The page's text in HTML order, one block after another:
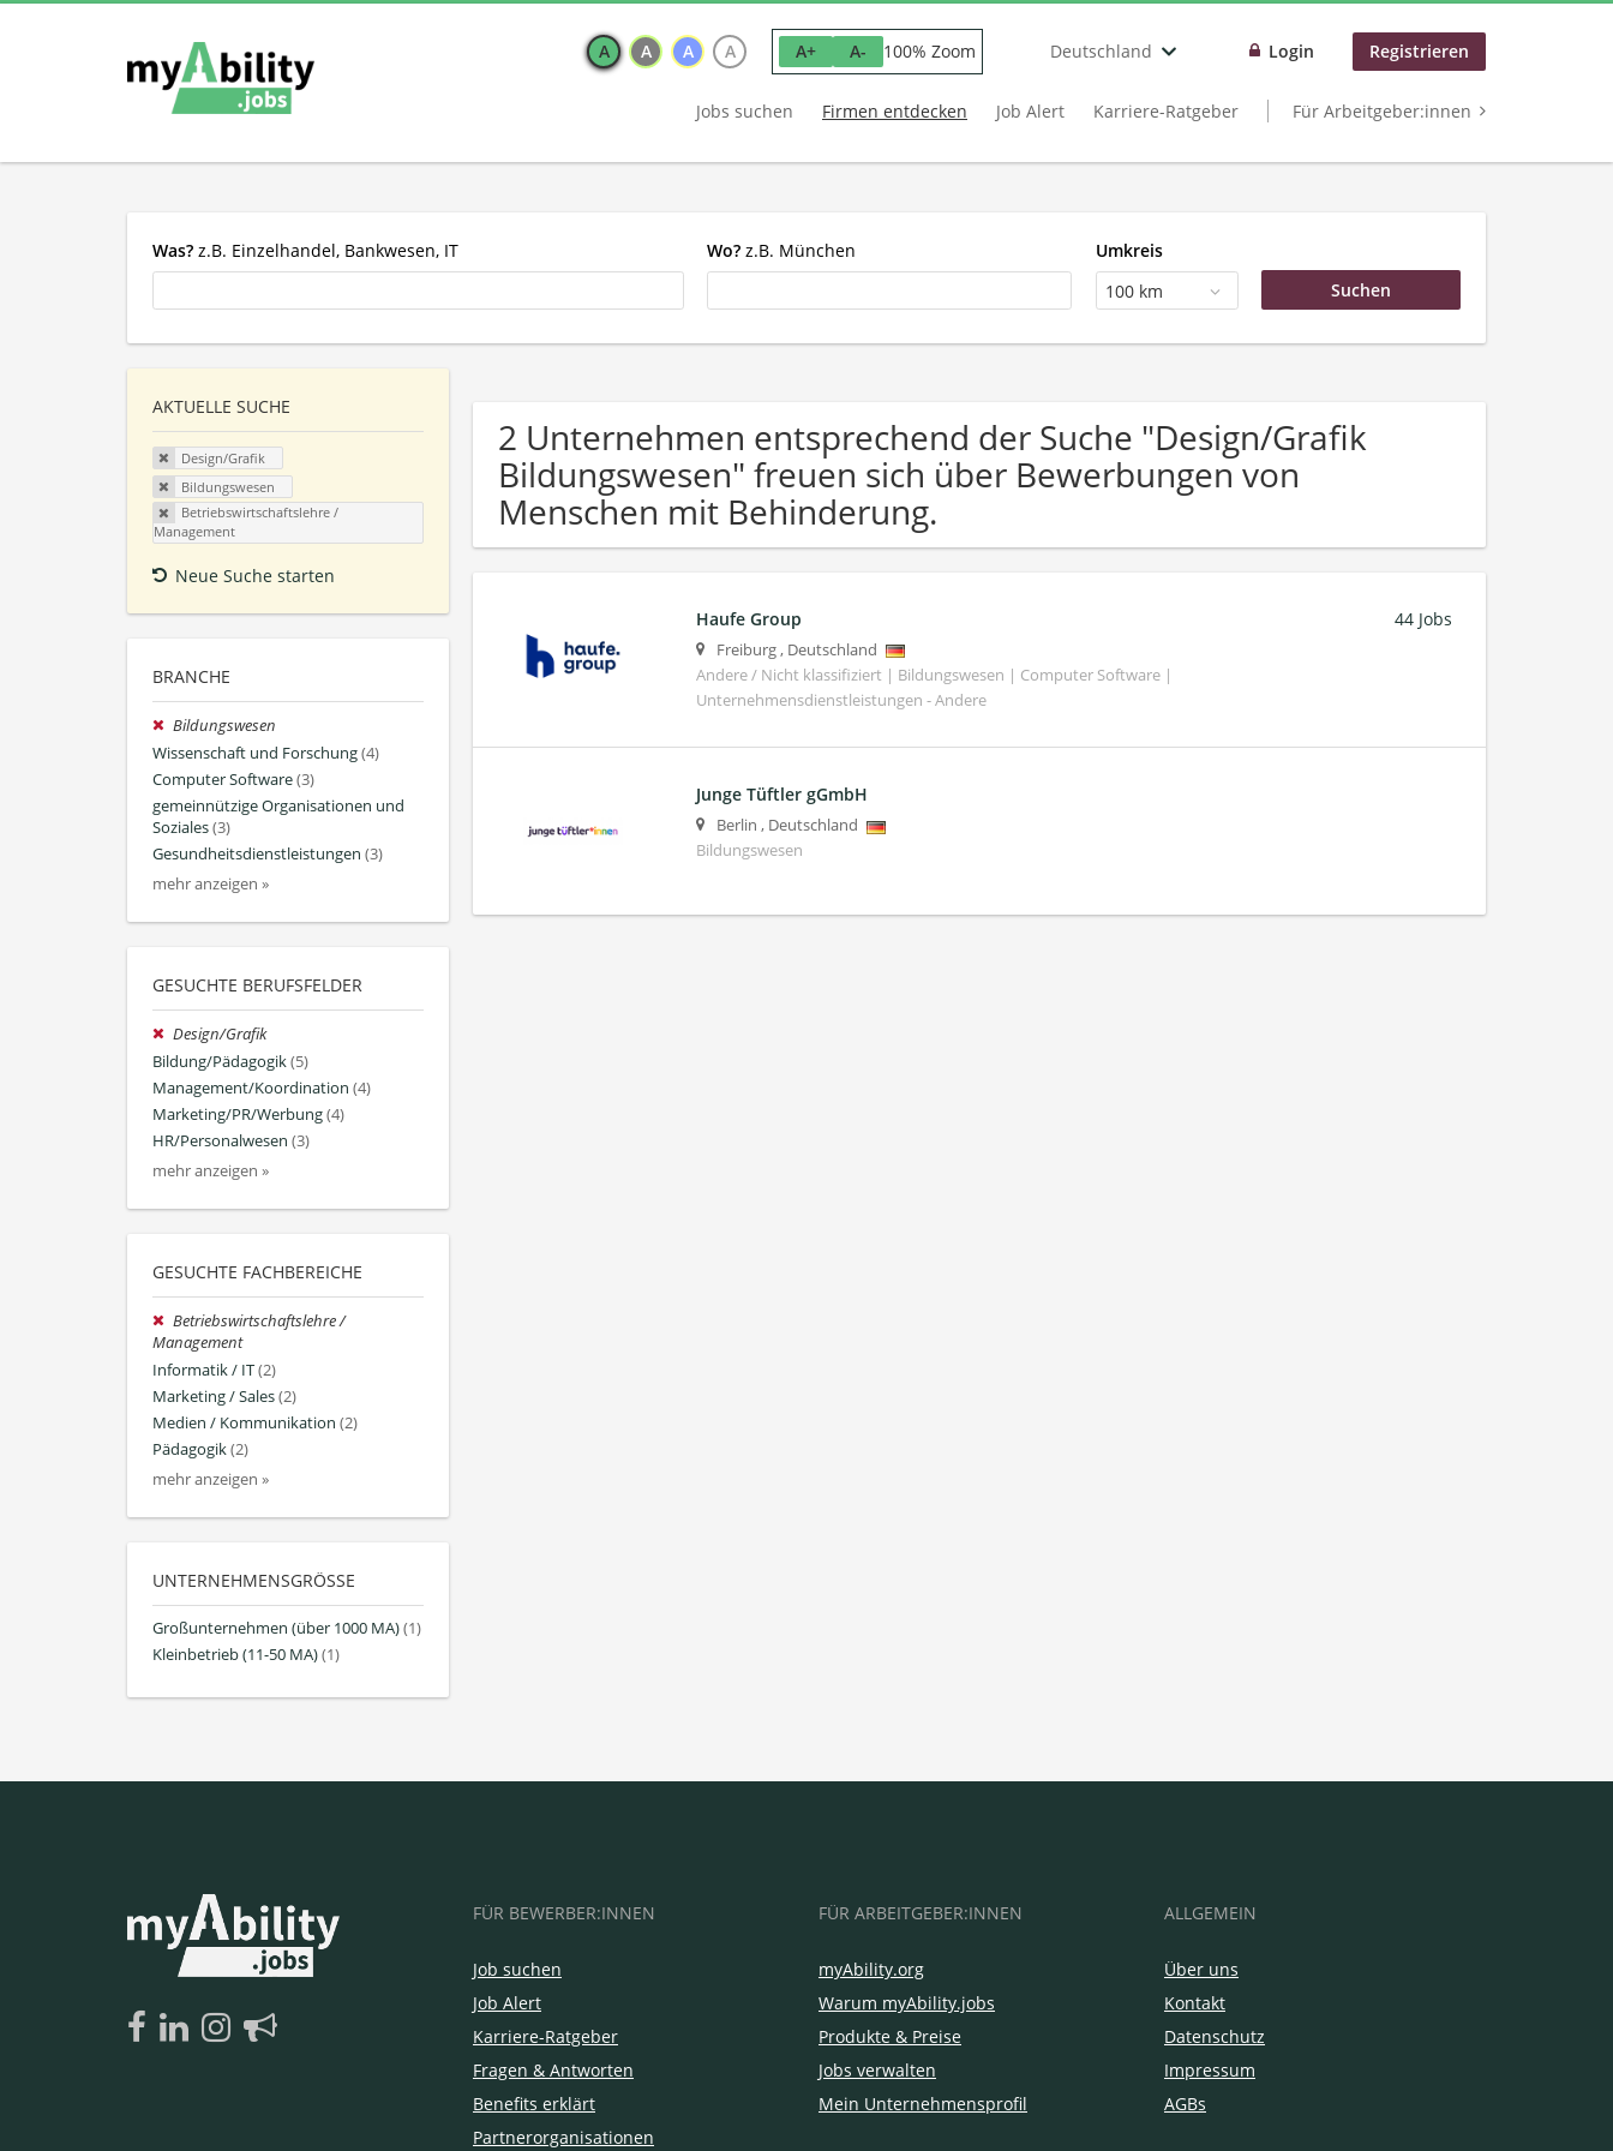
A A A A A+ A- 100% Zoom Deutschland Login Registrieren
Jobs suchen Firmen entdecken Job Alert Karriere-Ratgeber Für Arbeitgeber:innen
Was? z.B. Einzelhandel, Bankwesen, IT Wo? z.B. München
Umkreis
100 km
AKTUELLE SUCHE
Design/Grafik
Bildungswesen
Betriebswirtschaftslehre /
Management
Neue Suche starten
BRANCHE
Bildungswesen
Wissenschaft und Forschung(4)
Computer Software(3)
gemeinnützige Organisationen und
Soziales(3)
Gesundheitsdienstleistungen (3)
mehr anzeigen »
GESUCHTE BERUFSFELDER
Design/Grafik
Bildung/Pädagogik(5)
Management/Koordination (4)
Marketing/PR/Werbung(4)
HR/Personalwesen (3)
mehr anzeigen »
GESUCHTE FACHBEREICHE
Betriebswirtschaftslehre /
Management
Informatik / IT(2)
Marketing / Sales(2)
Medien / Kommunikation (2)
Pädagogik(2)
mehr anzeigen »
UNTERNEHMENSGRÖSSE
Großunternehmen (über 1000 MA)(1)
Kleinbetrieb (11-50 MA)(1)
2 Unternehmen entsprechend der Suche "Design/Grafik
Bildungswesen" freuen sich über Bewerbungen von
Menschen mit Behinderung.
Haufe Group
Freiburg, Deutschland
Andere / Nicht klassifiziert | Bildungswesen | Computer Software |
Unternehmensdienstleistungen - Andere
44 Jobs
Junge Tüftler gGmbH
Berlin , Deutschland
Bildungswesen
FÜR BEWERBER:INNEN
Job suchen
Job Alert
Karriere-Ratgeber
Fragen & Antworten
Benefits erklärt
Partnerorganisationen
FÜR ARBEITGEBER:INNEN
myAbility.org
Warum myAbility.jobs
Produkte & Preise
Jobs verwalten
Mein Unternehmensprofil
ALLGEMEIN
Über uns
Kontakt
Datenschutz
Impressum
AGBs